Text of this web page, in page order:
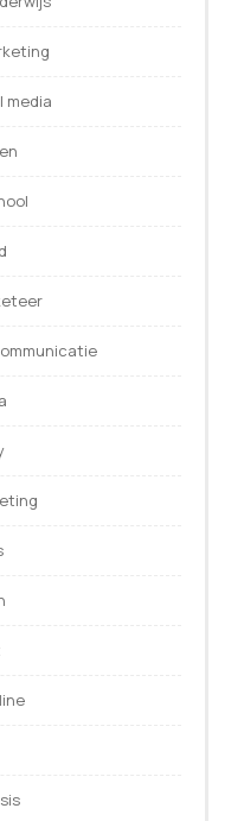
media